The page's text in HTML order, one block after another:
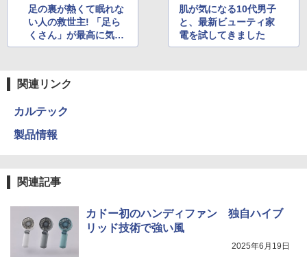
足の裏が熱くて眠れな
い人の救世主! 「足ら
くさん」が最高に気持
ちいい
肌が気になる10代男子
と、最新ビューティ家
電を試してきました
関連リンク
カルテック
製品情報
関連記事
カドー初のハンディファン 独自ハイブ
リッド技術で強い風
2025年6月19日